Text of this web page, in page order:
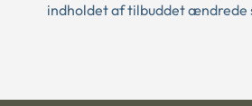
indholdet af tilbuddet ændrede